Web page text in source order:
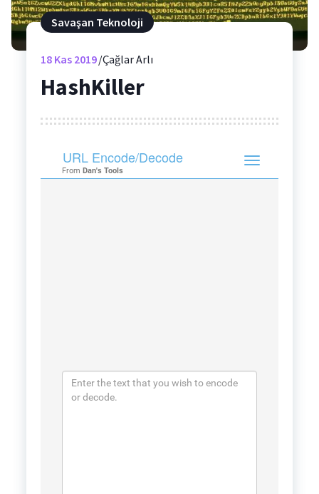
Savaşan Teknoloji
18Kas 2019 Çağlar Arlı
HashKiller